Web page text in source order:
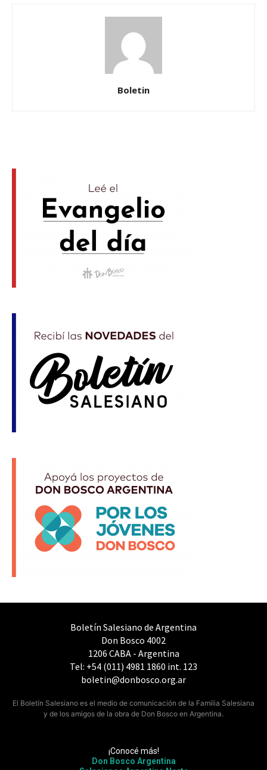
Boletin
Boletín Salesiano de Argentina
Don Bosco 4002
1206 CABA - Argentina
Tel: +54 (011) 4981 1860 int. 123
boletin@donbosco.org.ar
El Boletín Salesiano es el medio de comunicación de la Familia Salesiana
y de los amigos de la obra de Don Bosco en Argentina.
¡Conocé más!
Don Bosco Argentina